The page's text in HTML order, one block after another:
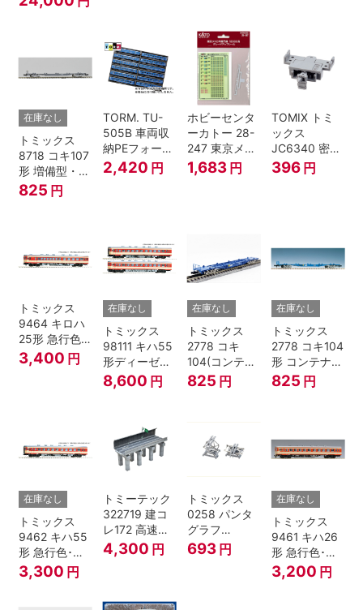
塗装・ラスト
在庫なし
トミックス
8718 コキ107
形 増備型・コ
ンテナなし Ｎ
ゲージ
825 円
TORM. TU-
505B 車両収
納PEフォーム
12両用 (ダー
クグレー) 2枚
2,420 円
ホビーセンタ
ーカトー 28-
247 東京メト
ロ半蔵門線
18000系グレ
1,683 円
TOMIX トミ
ックス
JC6340 密連
形TNカプラー
ジ
396 円
トミックス
9464 キロハ
25形 急行色･
一段窓 Nゲー
ジ
3,400 円
在庫なし
トミックス
98111 キハ55
形ディーゼル
カー 急行色･
一段窓 2両セ
8,600 円
在庫なし
トミックス
2778 コキ
104(コンテナ
無し) Nゲージ
825 円
在庫なし
トミックス
2778 コキ104
形 コンテナな
し
825 円
在庫なし
トミックス
9462 キハ55
形 急行色･一
段窓 Ｔ Nゲー
ジ
3,300 円
トミーテック
322719 建コ
レ172 高速道
路 Ｎゲージ
4,300 円
トミックス
0258 パンタ
グラフ
PT4811N 2個
693 円
在庫なし
トミックス
9461 キハ26
形 急行色･一
段窓 Ｔ Nゲー
ジ
3,200 円